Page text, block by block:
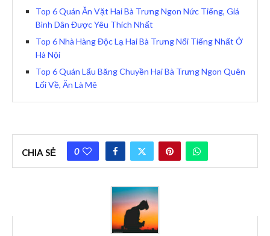
Top 6 Quán Ăn Vặt Hai Bà Trưng Ngon Nức Tiếng, Giá
Bình Dân Được Yêu Thích Nhất
Top 6 Nhà Hàng Độc Lạ Hai Bà Trưng Nổi Tiếng Nhất Ở
Hà Nội
Top 6 Quán Lẩu Băng Chuyền Hai Bà Trưng Ngon Quên
Lối Về, Ăn Là Mê
CHIA SẺ 0